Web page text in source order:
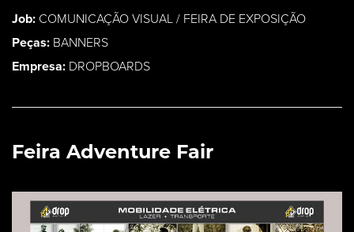
Job: COMUNICAÇÃO VISUAL / FEIRA DE EXPOSIÇÃO
Peças: BANNERS
Empresa: DROPBOARDS
Feira Adventure Fair